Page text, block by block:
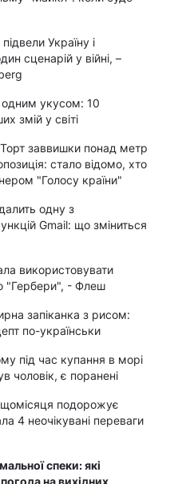
Україну і
сценарій у війні, –
укусом: 10
змій у світі
Торт заввишки понад метр
стало відомо, хто
"Голосу країни"
одну з
Gmail: що зміниться
використовувати
"Гербери", - Флеш
запіканка з рисом:
по-українськи
під час купання в морі
чоловік, є поранені
подорожує
4 неочікувані переваги
спеки: які
на вихідних